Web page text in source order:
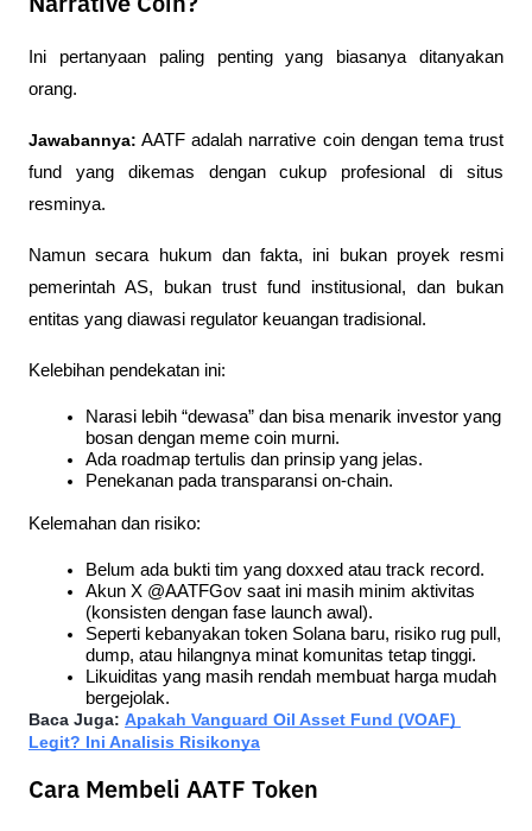
Narrative Coin?
Ini pertanyaan paling penting yang biasanya ditanyakan
orang.
Jawabannya: AATF adalah narrative coin dengan tema trust
fund yang dikemas dengan cukup profesional di situs
resminya.
Namun secara hukum dan fakta, ini bukan proyek resmi
pemerintah AS, bukan trust fund institusional, dan bukan
entitas yang diawasi regulator keuangan tradisional.
Kelebihan pendekatan ini:
Narasi lebih “dewasa” dan bisa menarik investor yang
bosan dengan meme coin murni.
Ada roadmap tertulis dan prinsip yang jelas.
Penekanan pada transparansi on-chain.
Kelemahan dan risiko:
Belum ada bukti tim yang doxxed atau track record.
Akun X @AATFGov saat ini masih minim aktivitas
(konsisten dengan fase launch awal).
Seperti kebanyakan token Solana baru, risiko rug pull,
dump, atau hilangnya minat komunitas tetap tinggi.
Likuiditas yang masih rendah membuat harga mudah
bergejolak.
Baca Juga: Apakah Vanguard Oil Asset Fund (VOAF)
Legit? Ini Analisis Risikonya
Cara Membeli AATF Token